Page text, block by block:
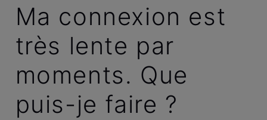
Ma connexion est
très lente par
moments. Que
puis-je faire ?